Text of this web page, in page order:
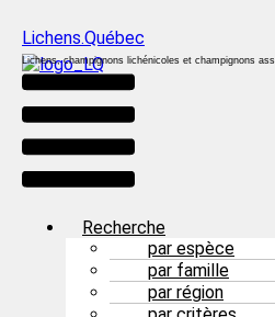
Lichens.Québec
Lichens, champignons lichénicoles et champignons
Menu
Recherche
par espèce
par famille
par région